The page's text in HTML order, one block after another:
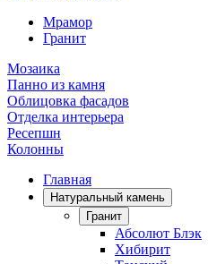
Мрамор
Гранит
Мозаика
Панно из камня
Облицовка фасадов
Отделка интерьера
Ресепшн
Колонны
Главная
Натуральный камень
Гранит
Абсолют Блэк
Хибирит